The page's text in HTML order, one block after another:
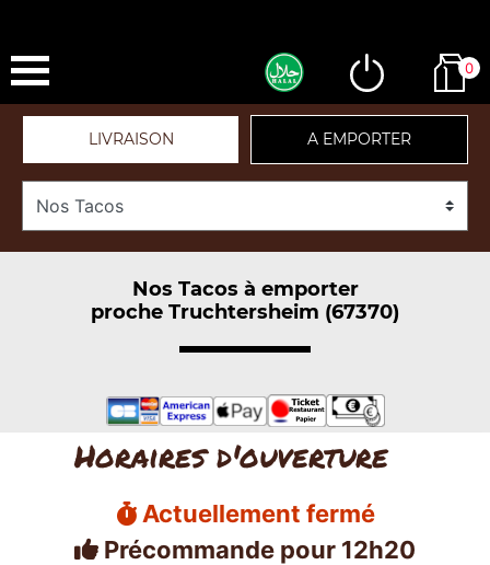
0
LIVRAISON A EMPORTER
Nos Tacos à emporter
proche Truchtersheim (67370)
Horaires d'ouverture
Actuellement fermé
Précommande pour 12h20